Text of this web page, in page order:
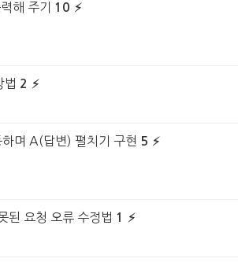
해 주기 10
법 2
며 A(답변) 펼치기 구현 5
된 요청 오류 수정법 1